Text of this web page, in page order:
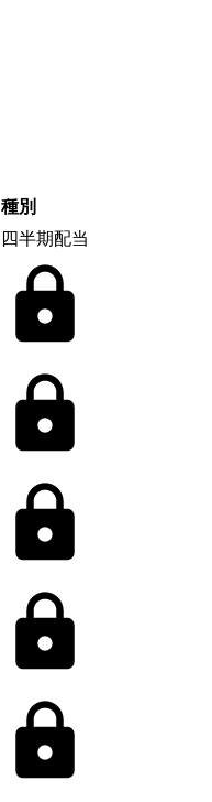
種別
四半期配当